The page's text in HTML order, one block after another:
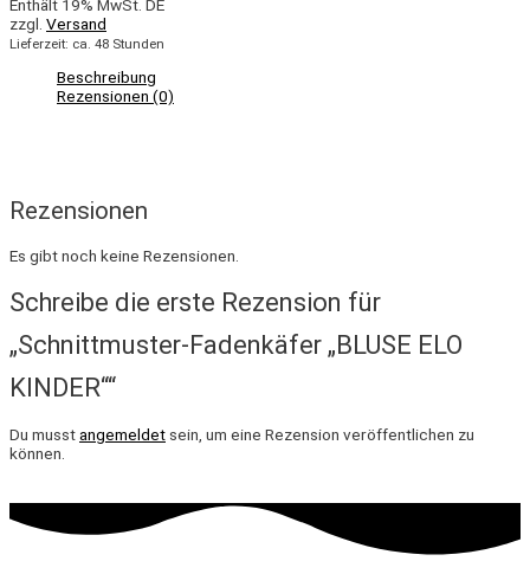
Enthält 19% MwSt. DE
zzgl. Versand
Lieferzeit: ca. 48 Stunden
Beschreibung
Rezensionen (0)
Rezensionen
Es gibt noch keine Rezensionen.
Schreibe die erste Rezension für
„Schnittmuster-Fadenkäfer „BLUSE ELO
KINDER““
Du musstangemeldet sein, um eine Rezension veröffentlichen zu
können.